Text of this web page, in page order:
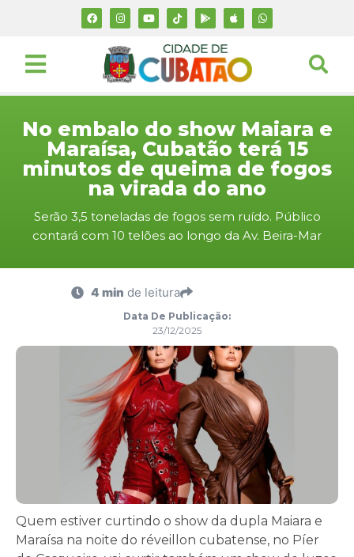
No embalo do show Maiara e
Maraísa, Cubatão terá 15
minutos de queima de fogos
na virada do ano
Serão 3,5 toneladas de fogos sem ruído. Público
contará com 10 telões ao longo da Av. Beira-Mar
4 min de leitura
Data De Publicação:
23/12/2025
Quem estiver curtindo o show da dupla Maiara e
Maraísa na noite do réveillon cubatense, no Píer